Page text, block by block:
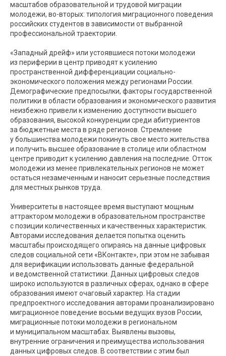
масштабов образовательной и трудовой миграции
молодежи, во-вторых: типология миграционного поведения
российских студентов в зависимости от выбранной
профессиональной траектории.
«Западный дрейф» или устоявшиеся потоки молодежи
из периферии в центр приводят к усилению
пространственной дифференциации социально-
экономического положения между регионами России.
Демографические предпосылки, факторы государственной
политики в области образования и экономического развития
неизбежно привели к изменению доступности высшего
образования, высокой конкуренции среди абитуриентов
за бюджетные места в ряде регионов. Стремление
у большинства молодежи покинуть свое место жительства
и получить высшее образование в столице или областном
центре приводит к усилению давления на последние. Отток
молодежи из менее привлекательных регионов не может
остаться незамеченным и наносит серьезные последствия
для местных рынков труда.
Университеты в настоящее время выступают мощным
аттрактором молодежи в образовательном пространстве
с позиции количественных и качественных характеристик.
Авторами исследования делается попытка оценить
масштабы происходящего опираясь на данные цифровых
следов социальной сети «ВКонтакте», при этом не забывая
для верификации использовать данные федеральной
и ведомственной статистики. Данных цифровых следов
широко используются в различных сферах, однако в сфере
образования имеют очаговый характер. На стадии
предпроектного исследования авторами проанализировано
миграционное поведение восьми ведущих вузов России,
миграционные потоки молодежи в региональном
и муниципальном масштабах. Выявлены вызовы,
внутренние ограничения и преимущества использования
данных цифровых следов. В соответствии с этим был